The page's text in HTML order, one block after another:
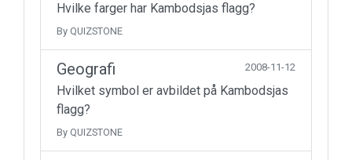
Hvilke farger har Kambodsjas flagg?
By QUIZSTONE
Geografi 2008-11-12
Hvilket symbol er avbildet på Kambodsjas
flagg?
By QUIZSTONE